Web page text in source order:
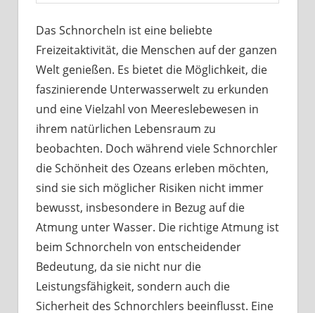
Das Schnorcheln ist eine beliebte
Freizeitaktivität, die Menschen auf der ganzen
Welt genießen. Es bietet die Möglichkeit, die
faszinierende Unterwasserwelt zu erkunden
und eine Vielzahl von Meereslebewesen in
ihrem natürlichen Lebensraum zu
beobachten. Doch während viele Schnorchler
die Schönheit des Ozeans erleben möchten,
sind sie sich möglicher Risiken nicht immer
bewusst, insbesondere in Bezug auf die
Atmung unter Wasser. Die richtige Atmung ist
beim Schnorcheln von entscheidender
Bedeutung, da sie nicht nur die
Leistungsfähigkeit, sondern auch die
Sicherheit des Schnorchlers beeinflusst. Eine